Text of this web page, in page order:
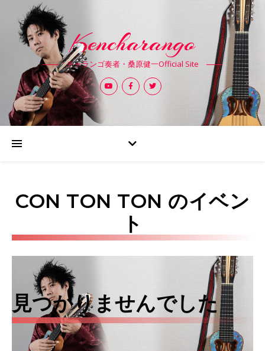
Kencharango
チャランゴ奏者・桑原健一Official Site
CON TON TON のイベン
ト
見つかりませんでした